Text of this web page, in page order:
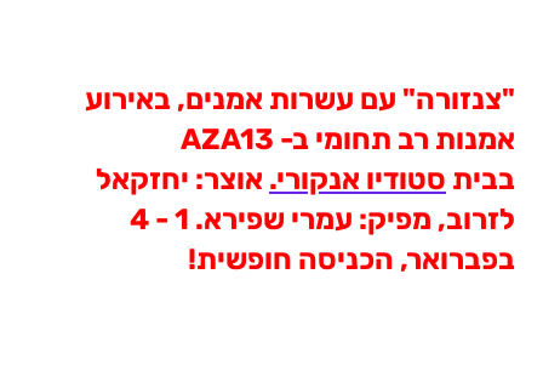
"צנזורה" עם עשרות אמנים, באירוע
אמנות רב תחומי ב- AZA13
בבית סטודיו אנקורי. אוצר: יחזקאל
לזרוב, מפיק: עמרי שפירא. 1 - 4
בפברואר, הכניסה חופשית!